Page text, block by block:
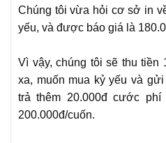
Chúng tôi vừa hỏi cơ sở in
yếu, và được báo giá là
Vì vậy, chúng tôi sẽ thu tiền
xa, muốn mua kỷ yếu và
trả thêm 20.000đ cước
200.000đ/cuốn.